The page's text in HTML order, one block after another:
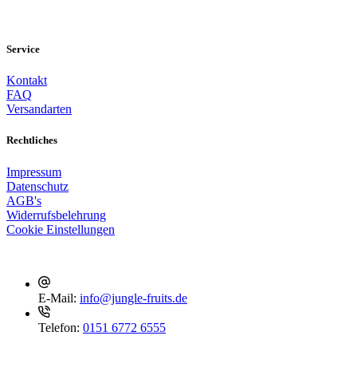
Service
Kontakt
FAQ
Versandarten
Rechtliches
Impressum
Datenschutz
AGB's
Widerrufsbelehrung
Cookie Einstellungen
E-Mail: info@jungle-fruits.de
Telefon: 0151 6772 6555